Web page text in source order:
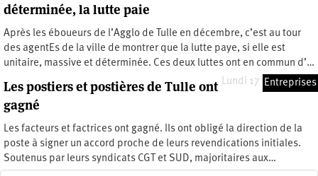
déterminée, la lutte paie
Après les éboueurs de l’Agglo de Tulle en décembre, c’est au tour
des agentEs de la ville de montrer que la lutte paye, si elle est
unitaire, massive et déterminée. Ces deux luttes ont en commun d’…
Lundi 17 février 2020
Entreprises
Les postiers et postières de Tulle ont
gagné
Les facteurs et factrices ont gagné. Ils ont obligé la direction de la
poste à signer un accord proche de leurs revendications initiales.
Soutenus par leurs syndicats CGT et SUD, majoritaires aux…